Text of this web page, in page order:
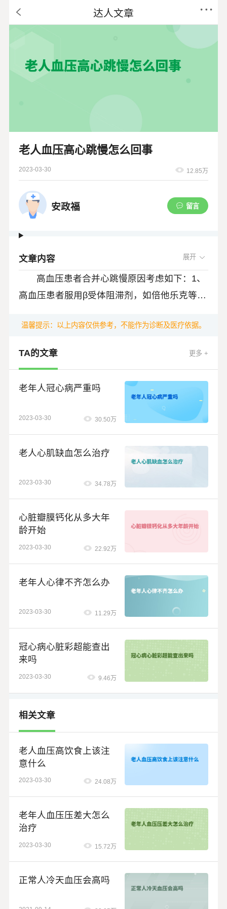
达人文章
老人血压高心跳慢怎么回事
2023-03-30 12.85万
安政福 留言
文章内容
高血压患者合并心跳慢原因考虑如下：1、
高血压患者服用β受体阻滞剂，如倍他乐克等进
慢，停用或者将倍他乐克减量之后心跳慢就会
动脉粥样硬化导致心肌缺血，出现窦房结功能
障碍引起病态窦房结综合征，导致心跳慢。3、
高血压如果合并有房室传导阻滞，也会出现心
温馨提示：以上内容仅供参考，不能作为诊断及医疗依据。
TA的文章 更多 +
老年人冠心病严重吗
2023-03-30 30.50万
老人心肌缺血怎么治疗
2023-03-30 34.78万
心脏瓣膜钙化从多大年
龄开始
2023-03-30 22.92万
老年人心律不齐怎么办
2023-03-30 11.29万
冠心病心脏彩超能查出
来吗
2023-03-30 9.46万
相关文章
老人血压高饮食上该注
意什么
2023-03-30 24.08万
老年人血压压差大怎么
治疗
2023-03-30 15.72万
正常人冷天血压会高吗